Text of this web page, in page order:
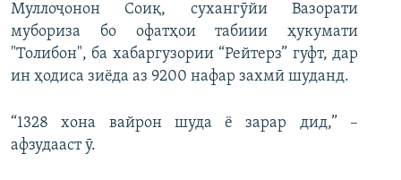
Муллоҷонон Соиқ, сухангӯйи Вазорати
мубориза бо офатҳои табиии ҳукумати
"Толибон", ба хабаргузории “Рейтерз” гуфт, дар
ин ҳодиса зиёда аз 9200 нафар захмӣ шуданд.
“1328 хона вайрон шуда ё зарар дид,” –
афзудааст ӯ.